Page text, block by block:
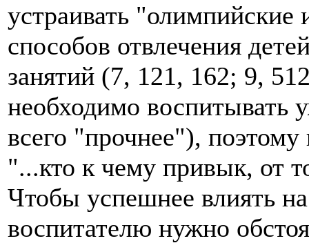
устраивать
способов отвлечения
занятий (7, 121, 162; 9,
необходимо воспитывать
всего "прочнее"),
"...кто к чему привык, от
Чтобы успешнее влиять
воспитателю нужно